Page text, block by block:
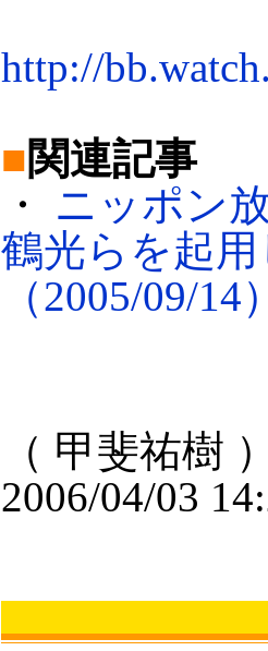
http://
■関連記事
・ ニッポン
鶴光らを起
（2005/09/14
（ 甲斐祐樹
2006/04/03